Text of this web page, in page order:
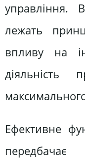
управління.
лежать
впливу на
діяльність
Ефективне